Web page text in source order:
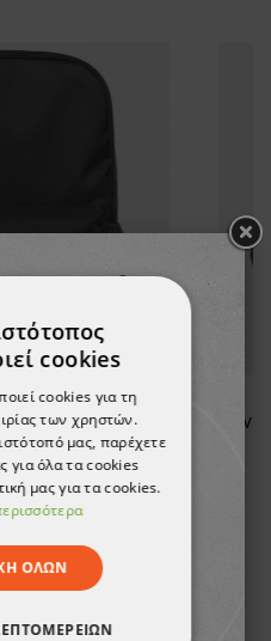
CARRY
€
ΑΠΟ ΤΗ
cookies
cookies για τη
των χρηστών.
μας, παρέχετε
για όλα τα cookies
μας για τα cookies.
ΌΛΩΝ